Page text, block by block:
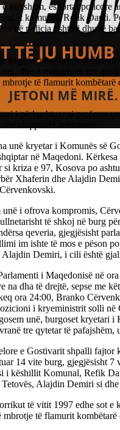
kobshëm, eskortat policore
komunal, Refik Dauti.
që policia ushtroi dhunë
tragjike në mbrotje të
dhe u maltretuan me
mbrotje të flamurit
i përkushtuar si profesor
unë kryetar i Komunës së
në Maqedoni.
si kriza e 97, Kosova po
Xhaferin dhe Alajdin
unë i ofrova kompromis,
të shkoj në burg
qeveria, gjegjësisht
im ishte të mos e pëson
Alajdin Demiri, i cili është
i Maqedonisë në
na dha të drejtë, sepse me
ora 24:00, Branko
i kryeministrit solli
unë, burgoset kryetari
tre qytetar të pafajshëm,
e Gostivarit shpalli fajtor
14 vite burg, gjegjësisht 7
i këshillit Komunal, Refik
Tetovës, Alajdin Demiri si
të vitit 1997 edhe sot e
mbrotje të flamurit